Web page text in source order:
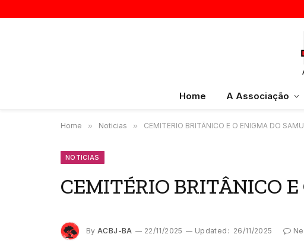
Home A Associação
Home » Noticias » CEMITÉRIO BRITÂNICO E O ENIGMA DO
NOTICIAS
CEMITÉRIO BRITÂNICO
By ACBJ-BA 22/11/2025 Updated: 26/11/2025